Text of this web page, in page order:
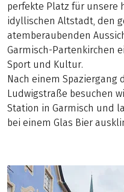
perfekte Platz für unsere
idyllischen Altstadt, den
atemberaubenden
Garmisch-Partenkirchen
Sport und Kultur.
Nach einem Spaziergang
Ludwigstraße besuchen
Station in Garmisch und
bei einem Glas Bier